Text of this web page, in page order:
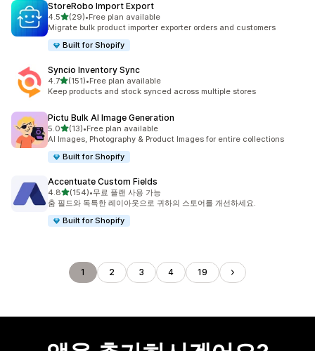
StoreRobo Import Export
4.5별 5개 중
(29)
총 리뷰 29개
•Free plan available
Migrate bulk product importer exporter orders and customers
Built for Shopify
Syncio Inventory Sync
4.7별 5개 중
(151)
총 리뷰 151개
•Free plan available
Keep products and stock synced across multiple stores
Pictu Bulk AI Image Generation
5.0별 5개 중
(13)
총 리뷰 13개
•Free plan available
AI Images, Photography & Product Images for entire collections
Built for Shopify
Accentuate Custom Fields
4.8별 5개 중
(154)
총 리뷰 154개
•무료 플랜 사용 가능
춤 필드와 독특한 레이아웃으로 귀하의 스토어를 개선하세요.
Built for Shopify
1 2 3 4 19